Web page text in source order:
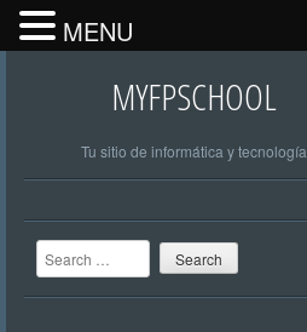
MYFPSCHOOL
Tu sitio de informática y tecnología
Search
MENU